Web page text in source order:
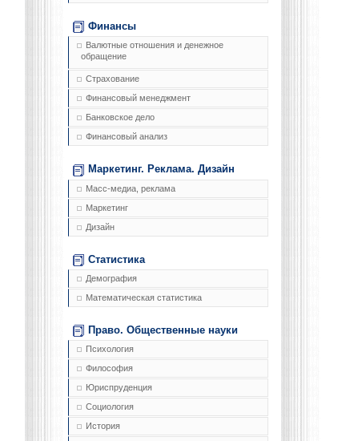
Финансы
Валютные отношения и денежное
обращение
Страхование
Финансовый менеджмент
Банковское дело
Финансовый анализ
Маркетинг. Реклама. Дизайн
Масс-медиа, реклама
Маркетинг
Дизайн
Статистика
Демография
Математическая статистика
Право. Общественные науки
Психология
Философия
Юриспруденция
Социология
История